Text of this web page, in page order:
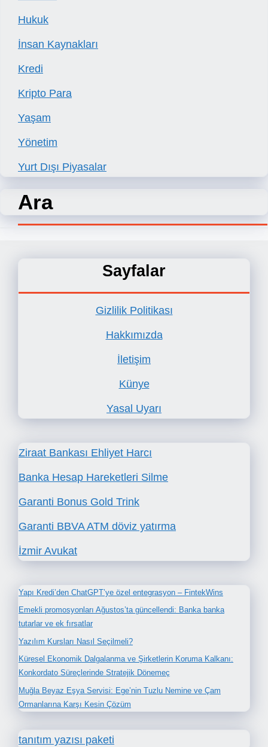
Hukuk
İnsan Kaynakları
Kredi
Kripto Para
Yaşam
Yönetim
Yurt Dışı Piyasalar
Ara
Sayfalar
Gizlilik Politikası
Hakkımızda
İletişim
Künye
Yasal Uyarı
Ziraat Bankası Ehliyet Harcı
Banka Hesap Hareketleri Silme
Garanti Bonus Gold Trink
Garanti BBVA ATM döviz yatırma
İzmir Avukat
Yapı Kredi’den ChatGPT’ye özel entegrasyon – FintekWins
Emekli promosyonları Ağustos’ta güncellendi: Banka banka
tutarlar ve ek fırsatlar
Yazılım Kursları Nasıl Seçilmeli?
Küresel Ekonomik Dalgalanma ve Şirketlerin Koruma Kalkanı:
Konkordato Süreçlerinde Stratejik Dönemeç
Muğla Beyaz Eşya Servisi: Ege’nin Tuzlu Nemine ve Çam
Ormanlarına Karşı Kesin Çözüm
tanıtım yazısı paketi